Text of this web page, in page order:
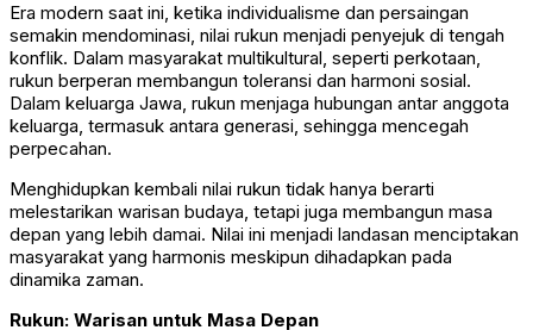
Era modern saat ini, ketika individualisme dan persaingan
semakin mendominasi, nilai rukun menjadi penyejuk di tengah
konflik. Dalam masyarakat multikultural, seperti perkotaan,
rukun berperan membangun toleransi dan harmoni sosial.
Dalam keluarga Jawa, rukun menjaga hubungan antar anggota
keluarga, termasuk antara generasi, sehingga mencegah
perpecahan.
Menghidupkan kembali nilai rukun tidak hanya berarti
melestarikan warisan budaya, tetapi juga membangun masa
depan yang lebih damai. Nilai ini menjadi landasan menciptakan
masyarakat yang harmonis meskipun dihadapkan pada
dinamika zaman.
Rukun: Warisan untuk Masa Depan